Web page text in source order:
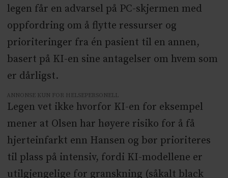
legen får en advarsel på PC-skjermen med
oppfordring om å flytte ressurser og
prioriteringer fra én pasient til en annen,
basert på KI-en sine antagelser om hvem som
er dårligst.
ANNONSE KUN FOR HELSEPERSONELL
Legen vet ikke hvorfor KI-en for eksempel
mener at Olsen har høyere risiko for å få
hjerteinfarkt enn Hansen og bør prioriteres
til plass på intensiv, fordi KI-modellene er
utilgjengelige for granskning (såkalt black